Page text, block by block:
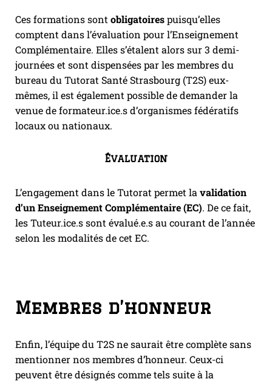
Ces formations sont obligatoirespuisqu’elles
comptent dans l’évaluation pour l’Enseignement
Complémentaire. Elles s’étalent alors sur 3 demi-
journées et sont dispensées par les membres du
bureau du Tutorat Santé Strasbourg (T2S) eux-
mêmes, il est également possible de demander la
venue de formateur.ice.s d’organismes fédératifs
locaux ou nationaux.
Évaluation
L’engagement dans le Tutorat permet la validation
d’un Enseignement Complémentaire (EC). De ce fait,
les Tuteur.ice.s sont évalué.e.s au courant de l’année
selon les modalités de cet EC.
Membres d’honneur
Enfin, l’équipe du T2S ne saurait être complète sans
mentionner nos membres d’honneur. Ceux-ci
peuvent être désignés comme tels suite à la